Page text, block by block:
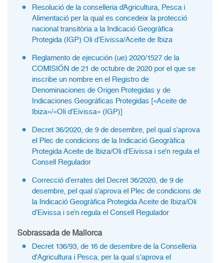
Resolució de la conselleria d’Agricultura, Pesca i
Alimentació per la qual es concedeix la protecció
nacional transitòria a la Indicació Geogràfica
Protegida (IGP) Oli d’Eivissa/Aceite de Ibiza
Reglamento de ejecución (ue) 2020/1527 de la
COMISIÓN de 21 de octubre de 2020 por el que se
inscribe un nombre en el Registro de
Denominaciones de Origen Protegidas y de
Indicaciones Geográficas Protegidas [«Aceite de
Ibiza»/«Oli d’Eivissa» (IGP)]
Decret 36/2020, de 9 de desembre, pel qual s’aprova
el Plec de condicions de la Indicació Geogràfica
Protegida Aceite de Ibiza/Oli d’Eivissa i se’n regula el
Consell Regulador
Correcció d’errates del Decret 36/2020, de 9 de
desembre, pel qual s’aprova el Plec de condicions de
la Indicació Geogràfica Protegida Aceite de Ibiza/Oli
d’Eivissa i se’n regula el Consell Regulador
Sobrassada de Mallorca
Decret 136/93, de 16 de desembre de la Conselleria
d'Agricultura i Pesca, per la qual s'aprova el